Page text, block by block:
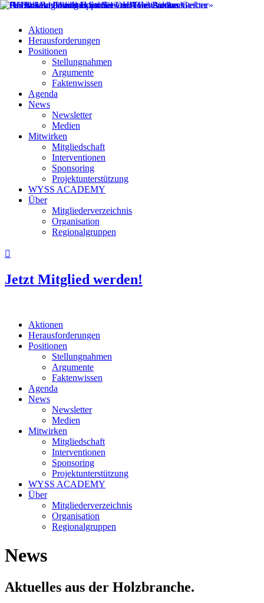
Aktionen
Herausforderungen
Positionen
Stellungnahmen
Argumente
Faktenwissen
Agenda
News
Newsletter
Medien
Mitwirken
Mitgliedschaft
Interventionen
Sponsoring
Projektunterstützung
WYSS ACADEMY
Über
Mitgliederverzeichnis
Organisation
Regionalgruppen

Jetzt Mitglied werden!
Aktionen
Herausforderungen
Positionen
Stellungnahmen
Argumente
Faktenwissen
Agenda
News
Newsletter
Medien
Mitwirken
Mitgliedschaft
Interventionen
Sponsoring
Projektunterstützung
WYSS ACADEMY
Über
Mitgliederverzeichnis
Organisation
Regionalgruppen
News
Aktuelles aus der Holzbranche.